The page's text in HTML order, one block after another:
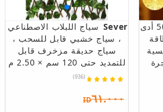
50 أدى
Sever سياج اللبلاب الاصطناعي
، سياج خشبي قابل للسحب ،
سياج حديقة مزخرف قابل
للتمديد حتى 120 سم × 2.50 م
(936)
ID٦١.٠٠٠